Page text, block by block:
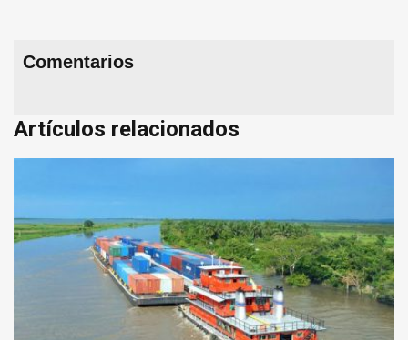
Comentarios
Artículos relacionados